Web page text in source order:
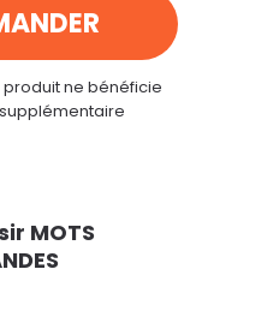
ne bénéficie
MOTS
PANIER